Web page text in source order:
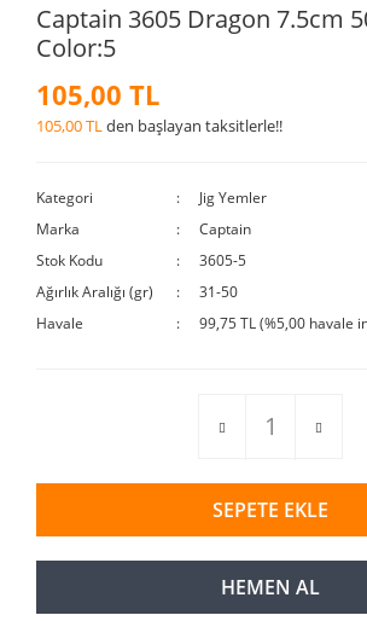
Captain 3605 Dragon 7.5cm
Color:5
105,00 TL
105,00 TLden başlayan taksitlerle!!
Kategori
Jig Yemler
Marka
Captain
Stok Kodu
3605-5
Ağırlık Aralığı (gr)
31-50
Havale
99,75 TL (%5,00 havale
SEPETE EKLE
HEMEN AL